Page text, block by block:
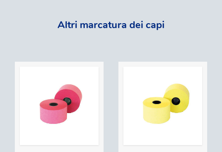
Altri marcatura dei capi